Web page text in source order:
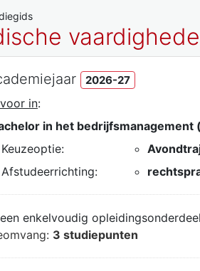
2026-27
in:
in het
Keuzeoptie:
Afstudeerrichting:
enkelvoudig
3 studiepunten